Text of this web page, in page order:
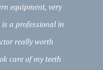
equipment, very
a professional in
really worth
care of my teeth